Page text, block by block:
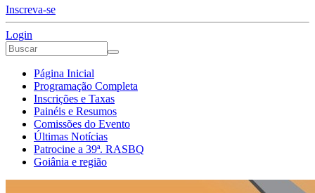
Inscreva-se
Login
Formulário de busca
Menu principal
Página Inicial
Programação Completa
Inscrições e Taxas
Painéis e Resumos
Comissões do Evento
Últimas Notícias
Patrocine a 39ª. RASBQ
Goiânia e região